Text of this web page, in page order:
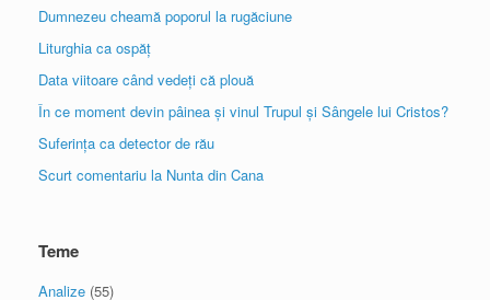
Dumnezeu cheamă poporul la rugăciune
Liturghia ca ospăț
Data viitoare când vedeți că plouă
În ce moment devin pâinea și vinul Trupul și Sângele lui Cristos?
Suferința ca detector de rău
Scurt comentariu la Nunta din Cana
Teme
Analize (55)